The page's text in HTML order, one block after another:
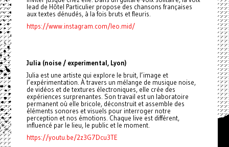
lead de Hôtel Particulier propose des chansons françaises
aux textes dénudés, à la fois bruts et fleuris.
https://www.instagram.com/leo.mid/
Julia (noise / experimental, Lyon)
Julia est une artiste qui explore le bruit, l’image et
l’expérimentation. À travers un mélange de musique noise,
de vidéos et de textures électroniques, elle crée des
expériences surprenantes. Son travail est un laboratoire
permanent où elle bricole, déconstruit et assemble des
éléments sonores et visuels pour interroger notre
perception et nos émotions. Chaque live est différent,
influencé par le lieu, le public et le moment.
https://youtu.be/2z3G7Dcu3TE